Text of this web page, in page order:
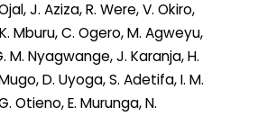
J. Aziza, R. Were, V. Okiro,
Mburu, C. Ogero, M. Agweyu,
M. Nyagwange, J. Karanja, H.
D. Uyoga, S. Adetifa, I. M.
Otieno, E. Murunga, N.